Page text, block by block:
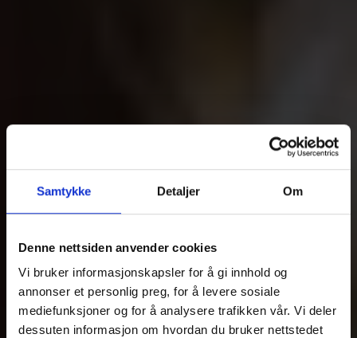
Samtykke Detaljer Om
Denne nettsiden anvender cookies
Vi bruker informasjonskapsler for å gi innhold og
annonser et personlig preg, for å levere sosiale
mediefunksjoner og for å analysere trafikken vår. Vi deler
dessuten informasjon om hvordan du bruker nettstedet